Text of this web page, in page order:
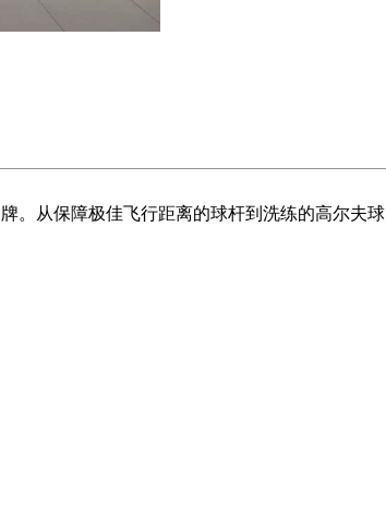
。从保障极佳飞行距离的球杆到洗练的高尔夫球